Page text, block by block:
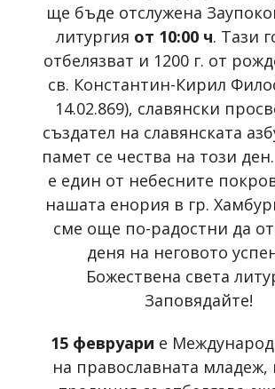
ще бъде отслужена
литургия от 10:00 ч. Тази
отбелязват и 1200 г. от
св. Константин-Кирил
14.02.869), славянски
създател на славянската
памет се чества на този
е един от небесните
нашата енория в гр.
сме още по-радостни да
деня на неговото
Божествена света
Заповядайте!
15 февруари е
на православната младеж,